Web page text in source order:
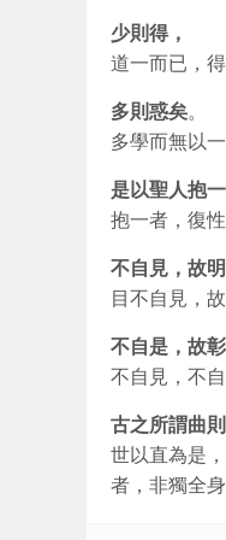
少則得，
道一而已，
多則惑矣。
多學而無以
是以聖人抱
抱一者，復
不自見，故明
目不自見，
不自是，故
不自見，不
古之所謂曲
世以直為是
者，非獨全